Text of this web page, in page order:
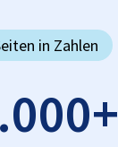
in Zahlen
+